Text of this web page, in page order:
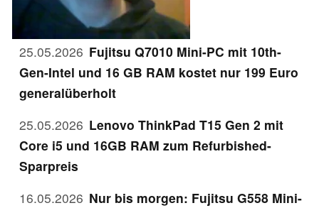
25.05.2026 Fujitsu Q7010 Mini-PC mit 10th-
Gen-Intel und 16 GB RAM kostet nur 199 Euro
generalüberholt
25.05.2026 Lenovo ThinkPad T15 Gen 2 mit
Core i5 und 16GB RAM zum Refurbished-
Sparpreis
16.05.2026 Nur bis morgen: Fujitsu G558 Mini-